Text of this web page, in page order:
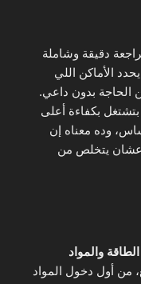
دقيقة وشاملة
الأماكن اللي
الحاجة بدون داعي.
بكفاءة أعلى
وده معناه إن
يتخلص من
والمواد
أول دخول المواد